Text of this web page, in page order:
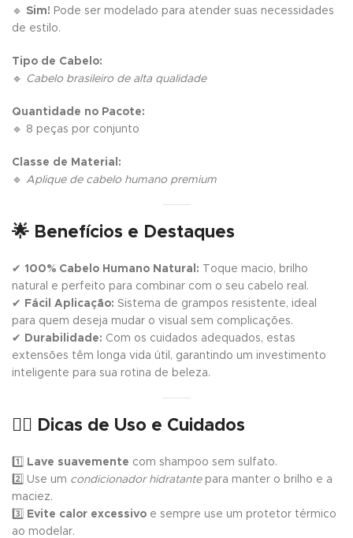
🔹 Sim! Pode ser modelado para atender suas necessidades
de estilo.
Tipo de Cabelo:
🔹 Cabelo brasileiro de alta qualidade
Quantidade no Pacote:
🔹 8 peças por conjunto
Classe de Material:
🔹 Aplique de cabelo humano premium
🌟 Benefícios e Destaques
✔ 100% Cabelo Humano Natural: Toque macio, brilho
natural e perfeito para combinar com o seu cabelo real.
✔
Fácil Aplicação: Sistema de grampos resistente, ideal
para quem deseja mudar o visual sem complicações.
✔
Durabilidade: Com os cuidados adequados, estas
extensões têm longa vida útil, garantindo um investimento
inteligente para sua rotina de beleza.
💁‍♀️ Dicas de Uso e Cuidados
1️⃣ Lave suavemente com shampoo sem sulfato.
2️⃣ Use um condicionador hidratantepara manter o brilho e a
maciez.
3️⃣
Evite calor excessivo e sempre use um protetor térmico
ao modelar.